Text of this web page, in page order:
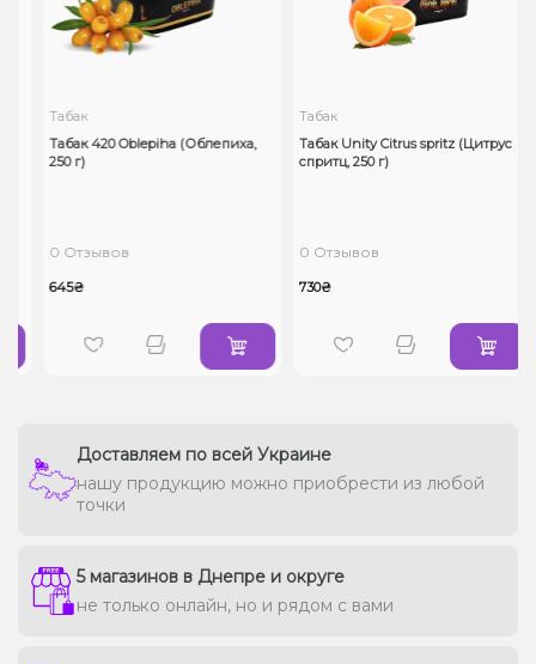
Табак
Табак 420 Oblepiha (Облепиха,
250 г)
0 Отзывов
645₴
Табак
Табак Unity Citrus spritz (Цитрус
спритц, 250 г)
0 Отзывов
730₴
Доставляем по всей Украине
нашу продукцию можно приобрести из любой
точки
5 магазинов в Днепре и округе
не только онлайн, но и рядом с вами